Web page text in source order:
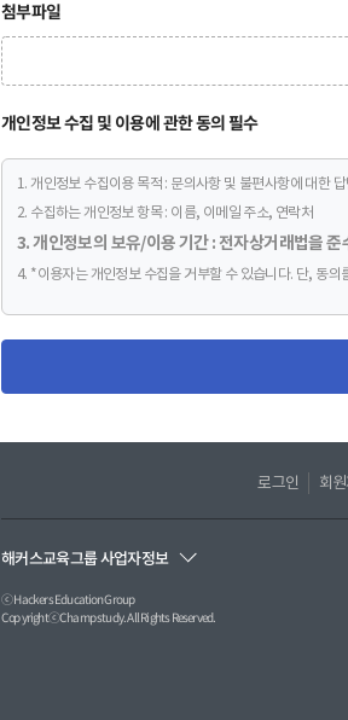
첨부파일
개인정보 수집 및 이용에 관한 동의 필수
1. 개인정보 수집이용 목적 : 문의사항 및 불편사항에 대한
2. 수집하는 개인정보 항목 : 이름, 이메일 주소, 연락처
3. 개인정보의 보유/이용 기간 : 전자상거래법을
4. *이용자는 개인정보 수집을 거부할 수 있습니다. 단, 동
로그인 회
해커스교육그룹 사업자정보
ⓒ Hackers Education Group
CopyrightⓒChampstudy. All Rights Reserved.